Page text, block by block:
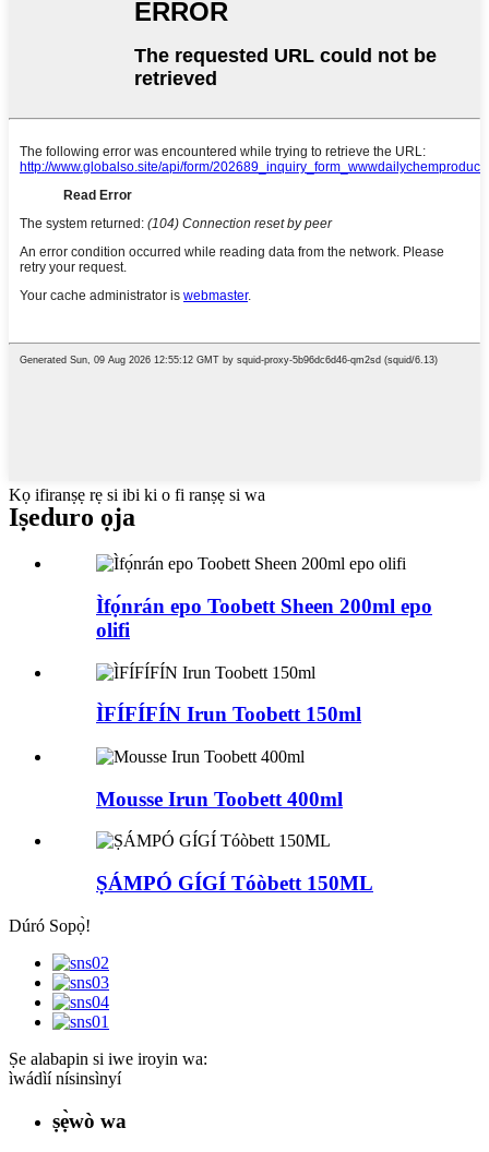
Kọ ifiranṣẹ rẹ si ibi ki o fi ranṣẹ si wa
Iṣeduro ọja
Ìfọ́nrán epo Toobett Sheen 200ml epo
olifi
ÌFÍFÍFÍN Irun Toobett 150ml
Mousse Irun Toobett 400ml
ṢÁMPÓ GÍGÍ Tóòbett 150ML
Dúró Sopọ̀!
Ṣe alabapin si iwe iroyin wa:
ìwádìí nísinsìnyí
ṣẹ̀wò wa